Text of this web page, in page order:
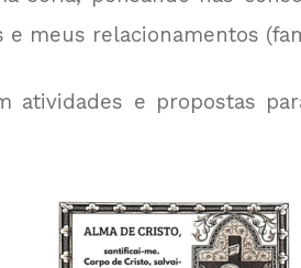
meus relacionamentos
atividades e propostas